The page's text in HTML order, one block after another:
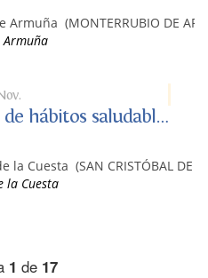
Armuña (MONTERRUBIO DE
Promoción de hábitos saludables: Depende de ti
la Cuesta (SAN CRISTÓBAL DE
la Cuesta
1 de 17